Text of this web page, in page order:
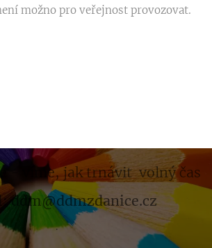
možno pro veřejnost provozovat.
- víme, jak trnávit volný čas
ddm@ddmzdanice.cz
.